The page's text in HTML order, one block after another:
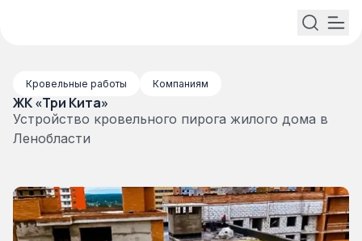
Кровельные работы Компаниям
ЖК «Три Кита»
Устройство кровельного пирога жилого дома в
Ленобласти